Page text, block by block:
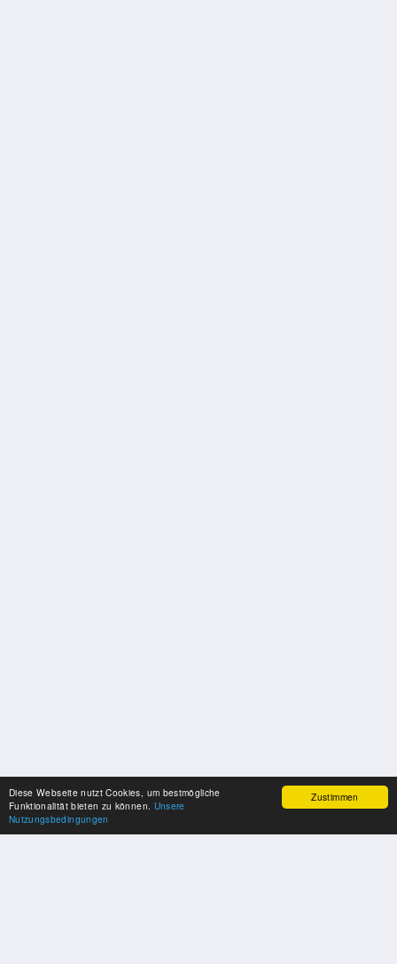
Zustimmen
Diese Webseite nutzt Cookies, um bestmögliche
Funktionalität bieten zu können. Unsere
Nutzungsbedingungen